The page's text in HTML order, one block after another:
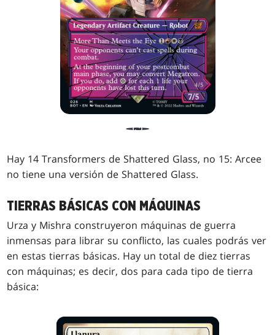
Hay 14 Transformers de Shattered Glass, no 15: Arcee
no tiene una versión de Shattered Glass.
TIERRAS BÁSICAS CON MÁQUINAS
Urza y Mishra construyeron máquinas de guerra
inmensas para librar su conflicto, las cuales podrás ver
en estas tierras básicas. Hay un total de diez tierras
con máquinas; es decir, dos para cada tipo de tierra
básica: